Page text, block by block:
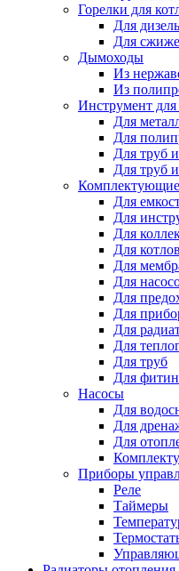
Горелки для
Для
Для
Дымоходы
Из
Из
Инструмент
Для
Для
Для труб
Для труб
Комплектующие
Для
Для
Для
Для котлов
Для
Для
Для
Для
Для
Для
Для труб
Для
Насосы
Для
Для
Для
Приборы
Реле
Таймеры